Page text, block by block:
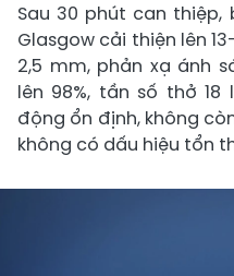
Sau 30 phút can thiệp,
Glasgow cải thiện lên
2,5 mm, phản xạ ánh
lên 98%, tần số thở
động ổn định, không
không có dấu hiệu tổn